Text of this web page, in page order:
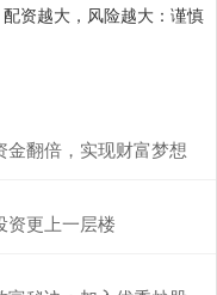
资越大，风险越大：谨慎
翻倍，实现财富梦想
资更上一层楼